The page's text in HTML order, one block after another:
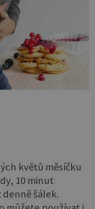
květů měsíčku
10 minut
šálek.